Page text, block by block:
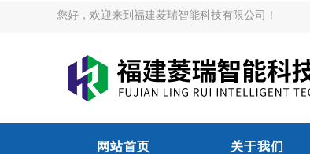
您好，欢迎来到福建菱瑞智能科技有限公司！
网站首页 关于我们